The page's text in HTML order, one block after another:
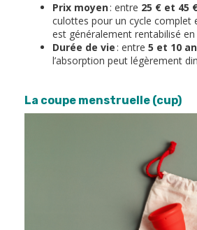
Prix moyen: entre 25 € et 45
culottes pour un cycle complet
est généralement rentabilisé en
Durée de vie : entre 5 et 10
l’absorption peut légèrement
La coupe menstruelle (cup)